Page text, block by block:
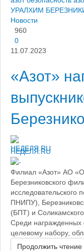
УРАЛХИМ
Новости
960
0
11.07.2023
«Азот»
НЕДЕЛЯ.RU
Филиал «Азот» АО
Березниковского
исследовательского
ПНИПУ),
(БПТ) и
Среди награжденных
целевому набору,
Продолжить чтение